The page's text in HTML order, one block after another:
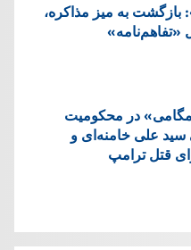
به میز مذاکره،
«تفاهم‌نامه»
در محکومیت
علی خامنه‌ای و
قتل ترامپ